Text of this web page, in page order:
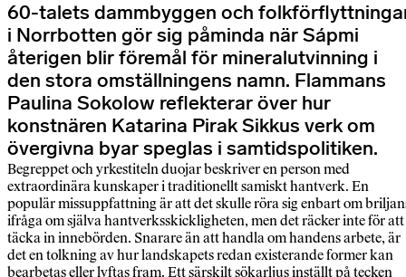
60-talets dammbyggen och
i Norrbotten gör sig påminda när Sápmi
återigen blir föremål för mineralutvinning i
den stora omställningens namn. Flammans
Paulina Sokolow reflekterar över hur
konstnären Katarina Pirak Sikkus verk om
övergivna byar speglas i samtidspolitiken.
Begreppet och yrkestiteln duojar beskriver en person med
extraordinära kunskaper i traditionellt samiskt hantverk. En
populär missuppfattning är att det skulle röra sig enbart om
ifråga om själva hantverksskickligheten, men det räcker inte för att
täcka in innebörden. Snarare än att handla om handens arbete, är
det en tolkning av hur landskapets redan existerande former kan
bearbetas eller lyftas fram. Ett särskilt sökarljus inställt på tecken